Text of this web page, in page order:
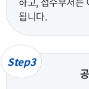
됩니다.
Step3